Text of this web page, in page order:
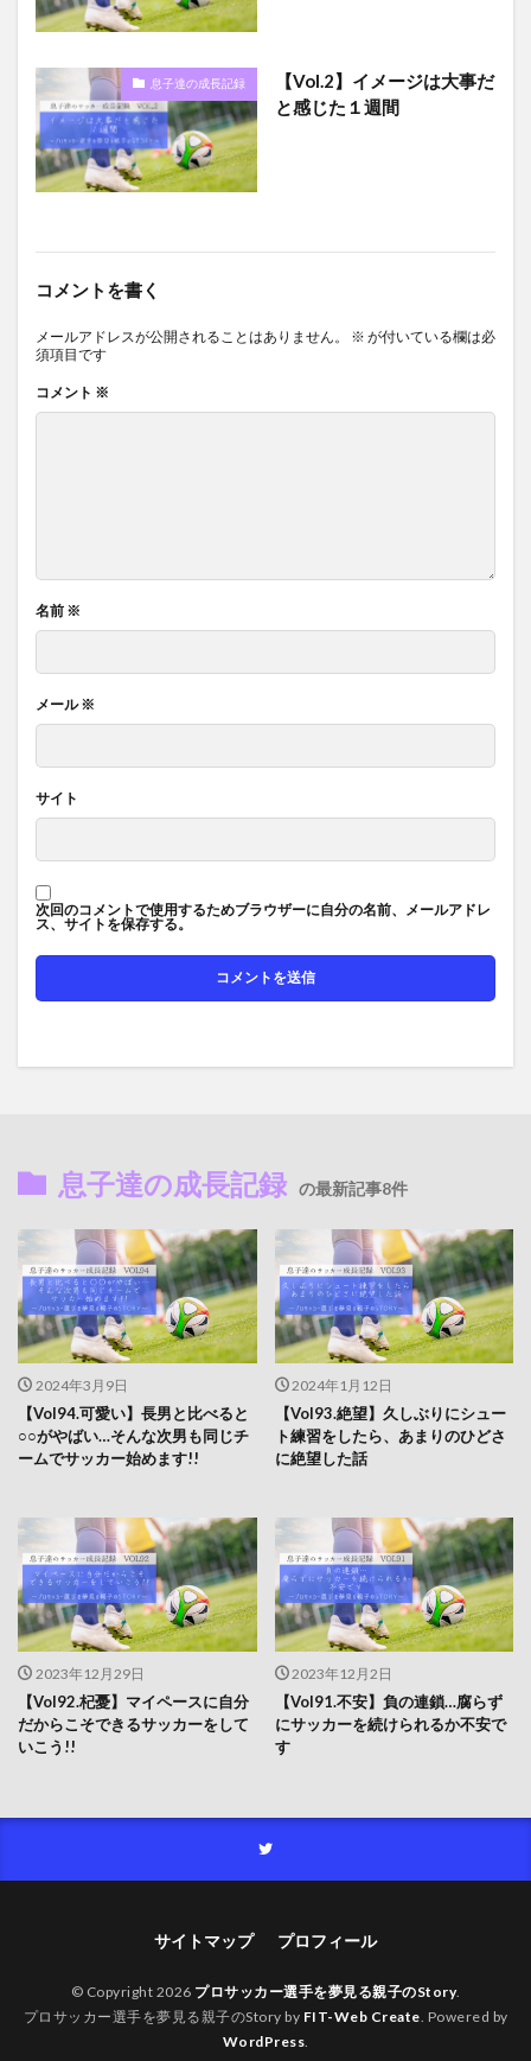
息子達の成長記録
【Vol.2】イメージは大事だ
と感じた１週間
コメントを書く
メールアドレスが公開されることはありません。 ※ が付いている欄は必
須項目です
コメント ※
名前 ※
メール※
サイト
次回のコメントで使用するためブラウザーに自分の名前、メールアドレ
ス、サイトを保存する。
息子達の成長記録 の最新記事8件
2024年3月9日
【Vol94.可愛い】長男と比べると
○○がやばい…そんな次男も同じチ
ームでサッカー始めます!!
2024年1月12日
【Vol93.絶望】久しぶりにシュー
ト練習をしたら、あまりのひどさ
に絶望した話
2023年12月29日
【Vol92.杞憂】マイペースに自分
だからこそできるサッカーをして
いこう!!
2023年12月2日
【Vol91.不安】負の連鎖…腐らず
にサッカーを続けられるか不安で
す
サイトマップ プロフィール
© Copyright 2026 プロサッカー選手を夢見る親子のStory.
プロサッカー選手を夢見る親子のStory by FIT-Web Create. Powered by
WordPress.